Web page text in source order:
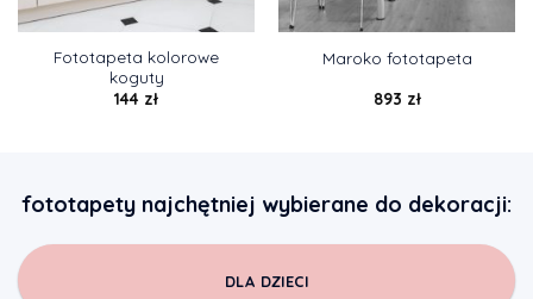
Fototapeta kolorowe
koguty
144 zł
Maroko fototapeta
893 zł
fototapety najchętniej wybierane do dekoracji:
DLA DZIECI